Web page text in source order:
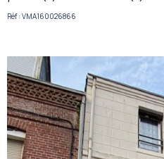
Réf : VMA160026866